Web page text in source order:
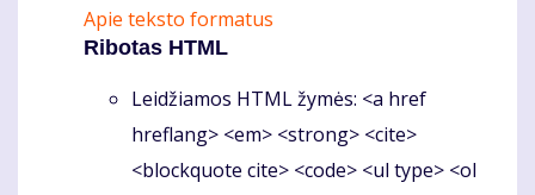
Apie teksto formatus
Ribotas HTML
Leidžiamos HTML žymės: <a href
hreflang> <em> <strong> <cite>
<blockquote cite> <code> <ul type> <ol